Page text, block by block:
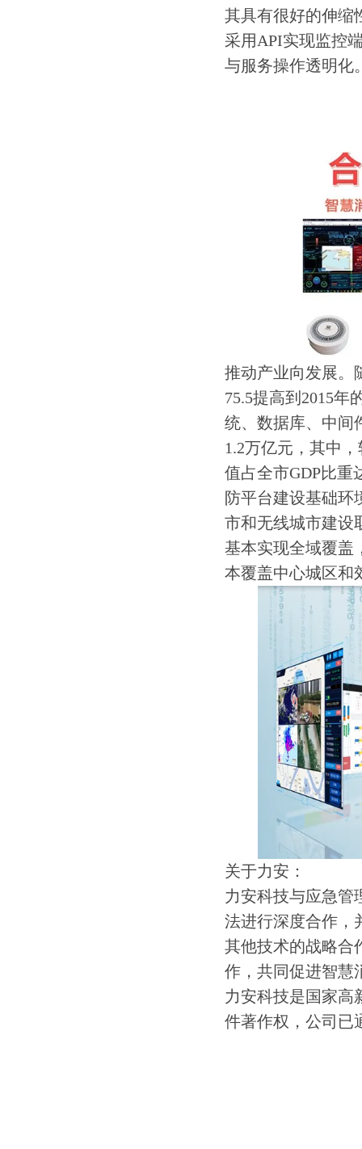
其具有很好的伸缩
采用API实现监控
与服务操作透明化
推动产业向发展。
75.5提高到2015年
统、数据库、中间
1.2万亿元，其中
值占全市GDP比重
防平台建设基础环
市和无线城市建设
基本实现全域覆盖
本覆盖中心城区和
关于力安：
力安科技与应急管
法进行深度合作，
其他技术的战略合
作，共同促进智慧
力安科技是国家高
件著作权，公司已